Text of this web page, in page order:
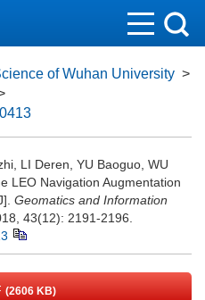
of Wuhan University >
LI Deren, YU Baoguo, WU
LEO Navigation Augmentation
Geomatics and Information
43(12): 2191-2196.
(2606 KB)